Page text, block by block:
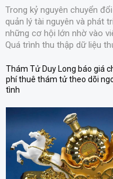
Trong kỷ nguyên chuyển
quản lý tài nguyên và phát
những cơ hội lớn nhờ vào
Quá trình thu thập dữ liệu
Thám Tử Duy Long báo giá
phí thuê thám tử theo dõi
tình